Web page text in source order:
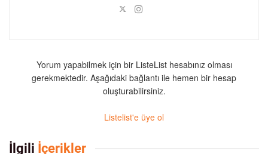
Yorum yapabilmek için bir ListeList hesabınız olması
gerekmektedir. Aşağıdaki bağlantı ile hemen bir hesap
oluşturabilirsiniz.
Listelist'e üye ol
İlgili İçerikler